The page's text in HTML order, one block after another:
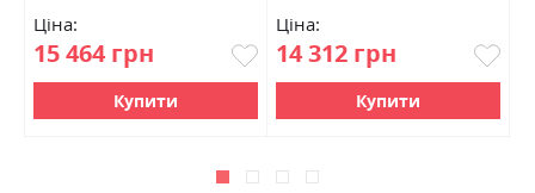
Ціна:
15 464 грн
Купити
Ціна:
14 312 грн
Купити